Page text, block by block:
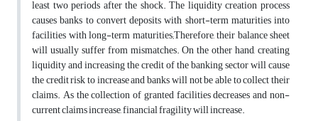
least two periods after the shock. The liquidity creation process
causes banks to convert deposits with short-term maturities into
facilities with long-term maturities;Therefore, their balance sheet
will usually suffer from mismatches. On the other hand, creating
liquidity and increasing the credit of the banking sector will cause
the credit risk to increase and banks will not be able to collect their
claims. As the collection of granted facilities decreases and non-
current claims increase, financial fragility will increase.